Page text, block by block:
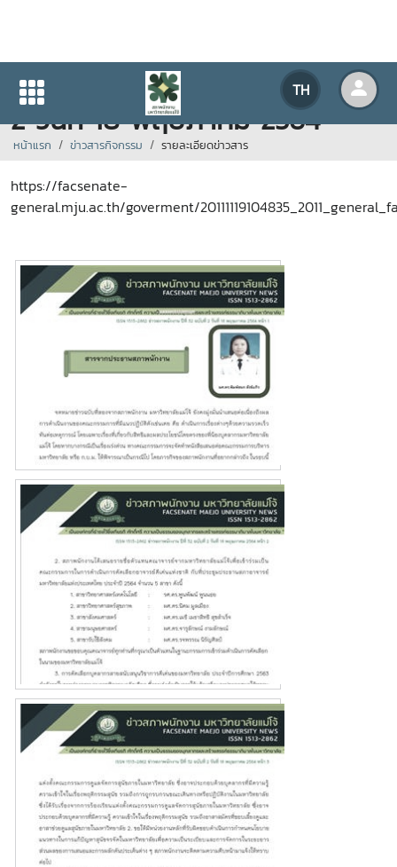
TH
ข่าวสภาพนักงาน ปีที่ 32 ฉบับที่
2 วันที่ 18 พฤษภาคม 2564
หน้าแรก ข่าวสารกิจกรรม รายละเอียดข่าวสาร
https://facsenate-
general.mju.ac.th/goverment/